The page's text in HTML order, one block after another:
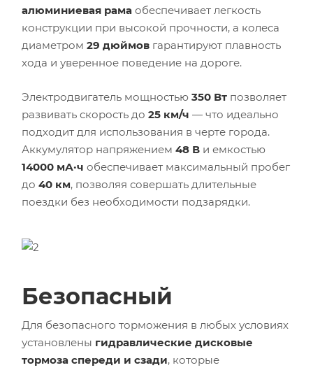
алюминиевая рама обеспечивает легкость
конструкции при высокой прочности, а колеса
диаметром 29 дюймов гарантируют плавность
хода и уверенное поведение на дороге.
Электродвигатель мощностью 350 Вт позволяет
развивать скорость до 25 км/ч — что идеально
подходит для использования в черте города.
Аккумулятор напряжением 48 В и емкостью
14000 мА·ч обеспечивает максимальный пробег
до 40 км, позволяя совершать длительные
поездки без необходимости подзарядки.
Безопасный
Для безопасного торможения в любых условиях
установлены гидравлические дисковые
тормоза спереди и сзади, которые